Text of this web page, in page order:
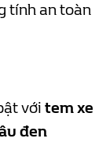
tính an toàn
với tem xe
đen